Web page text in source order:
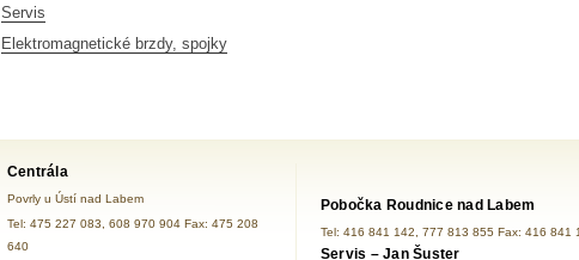
Servis
Elektromagnetické brzdy, spojky
Centrála
Povrly u Ústí nad Labem
Tel: 475 227 083, 608 970 904 Fax: 475 208
640
Pobočka Roudnice nad Labem
Tel: 416 841 142, 777 813 855 Fax: 416 841
Servis – Jan Šuster